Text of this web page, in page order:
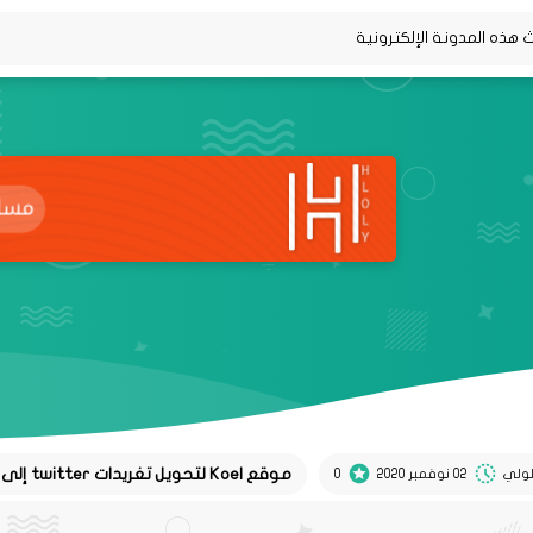
02 نوفمبر 2020 0 موقع Koel لتحويل تغريدات twitter إلى منشورات instagram